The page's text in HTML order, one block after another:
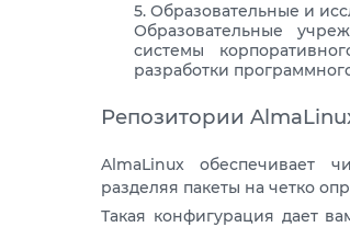
Образовательные и
Образовательные
системы
разработки
Репозитории
AlmaLinux обеспечивает
разделяя пакеты на четко
Такая конфигурация дает